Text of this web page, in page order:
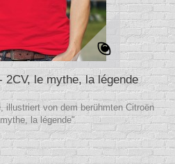
2CV, le mythe, la légende
illustriert von dem berühmten Citroën
la légende"